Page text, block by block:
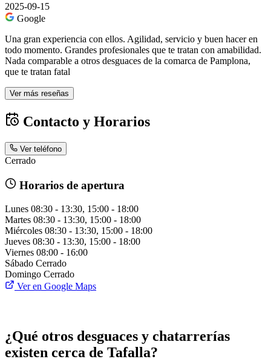
2025-09-15
Google
Una gran experiencia con ellos. Agilidad, servicio y buen hacer en
todo momento. Grandes profesionales que te tratan con amabilidad.
Nada comparable a otros desguaces de la comarca de Pamplona,
que te tratan fatal
Ver más reseñas
Contacto y Horarios
Ver teléfono
Cerrado
Horarios de apertura
Lunes 08:30 - 13:30, 15:00 - 18:00
Martes 08:30 - 13:30, 15:00 - 18:00
Miércoles 08:30 - 13:30, 15:00 - 18:00
Jueves 08:30 - 13:30, 15:00 - 18:00
Viernes 08:00 - 16:00
Sábado Cerrado
Domingo Cerrado
Ver en Google Maps
¿Qué otros desguaces y chatarrerías
existen cerca de Tafalla?